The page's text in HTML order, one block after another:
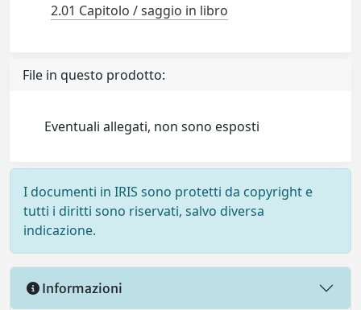
2.01 Capitolo / saggio in libro
File in questo prodotto:
Eventuali allegati, non sono esposti
I documenti in IRIS sono protetti da copyright e
tutti i diritti sono riservati, salvo diversa
indicazione.
Informazioni